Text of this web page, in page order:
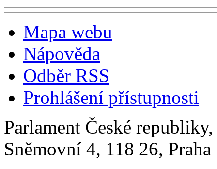
Mapa webu
Nápověda
Odběr RSS
Prohlášení přístupnosti
Parlament České
Sněmovní 4, 118 26,